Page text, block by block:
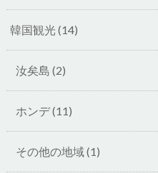
韓国観光(14)
汝矣島 (2)
ホンデ(11)
その他の地域(1)